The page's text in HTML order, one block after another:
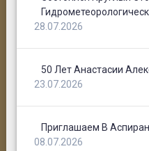
28.07.2026
50 Лет Анастасии
23.07.2026
Приглашаем В
08.07.2026